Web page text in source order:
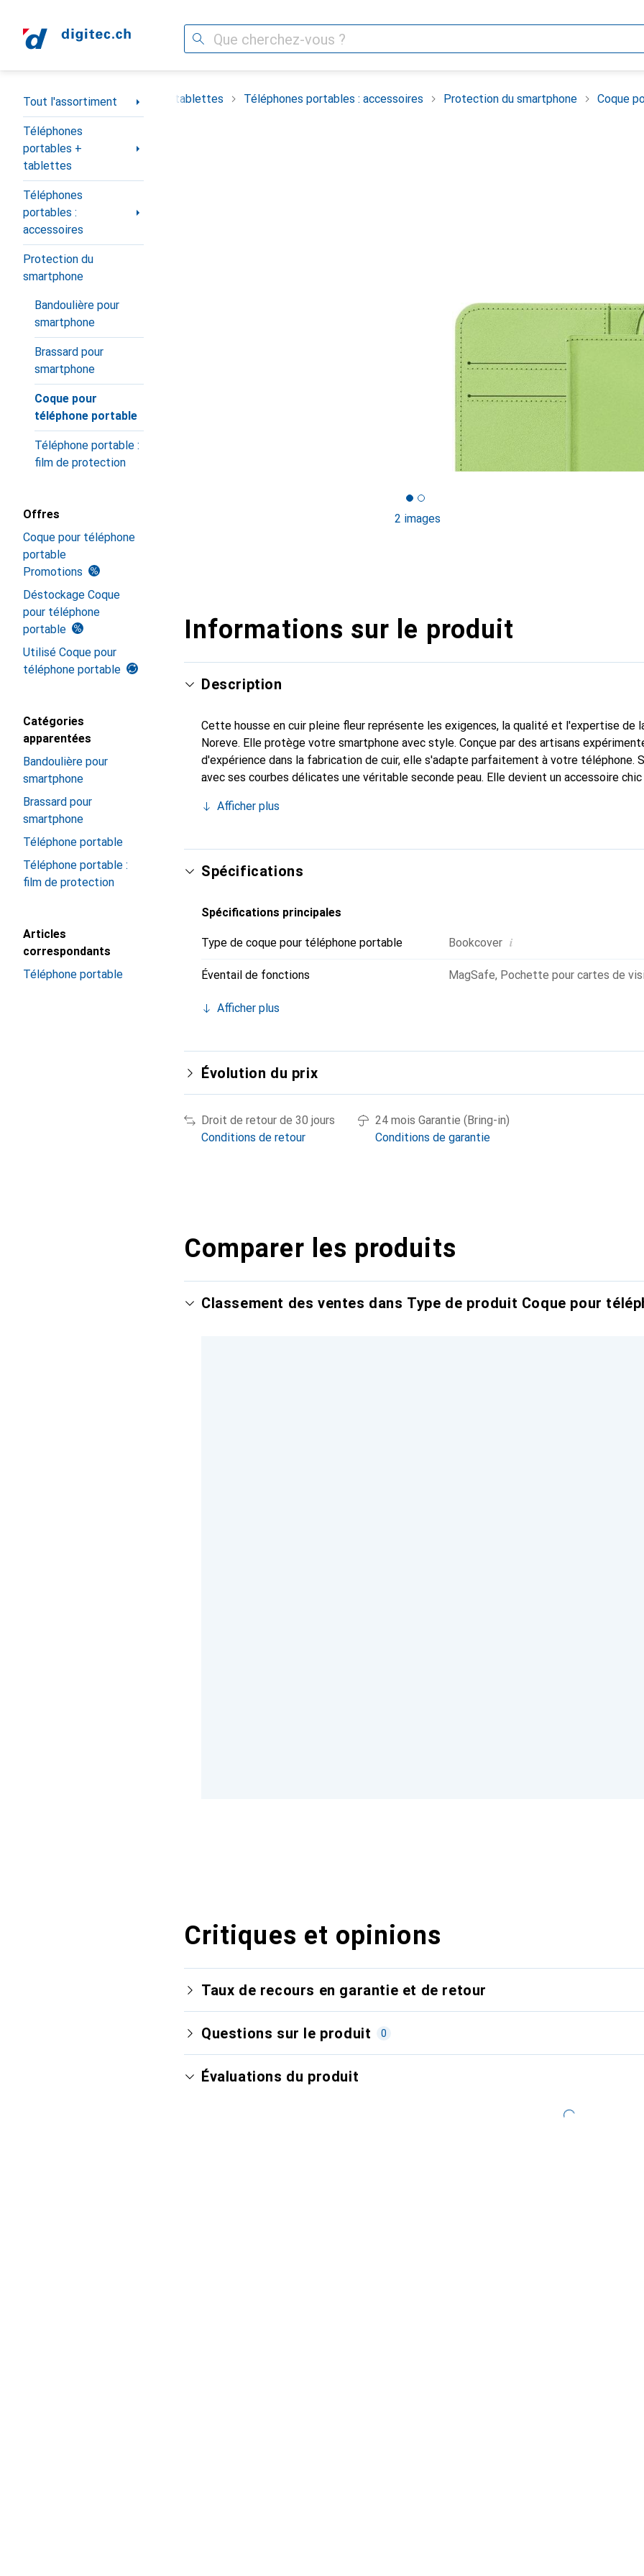
Recherche
Navigation par catégorie
Tout l'assortiment
Téléphones
portables +
tablettes
Téléphones
portables :
accessoires
Protection du
smartphone
Bandoulière pour
smartphone
Brassard pour
smartphone
Coque pour
téléphone portable
Téléphone portable :
film de protection
Offres
Coque pour téléphone
portable
Promotions
Déstockage Coque
pour téléphone
portable
Utilisé Coque pour
téléphone portable
Catégories
apparentées
Bandoulière pour
smartphone
Brassard pour
smartphone
Téléphone portable
Téléphone portable :
film de protection
Articles
correspondants
Téléphone portable
Téléphones portables + tablettes Téléphones portables : accessoires Protection du smartphone Coque
2 images
Informations sur le produit
Description
Cette housse en cuir pleine fleur représente les exigences, la qualité et l'expertise de
Noreve. Elle protège votre smartphone avec style. Conçue par des artisans
d'expérience dans la fabrication de cuir, elle s'adapte parfaitement à votre téléphone.
avec ses courbes délicates une véritable seconde peau. Elle devient un accessoire
qualité et constitue un choix fiable pour une clientèle exigeante.
Afficher plus
Spécifications
Spécifications principales
Type de coque pour téléphone portable Bookcover i
Éventail de fonctions MagSafe, Pochette pour cartes de
Afficher plus
Évolution du prix
Droit de retour de 30 jours
Conditions de retour
24 mois Garantie (Bring-in)
Conditions de garantie
Comparer les produits
Classement des ventes dans Type de produit Coque pour
Critiques et opinions
Taux de recours en garantie et de retour
Questions sur le produit 0
Évaluations du produit